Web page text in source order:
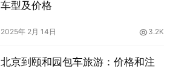
车型及价格
2025年 2月 14日 3.2K
北京到颐和园包车旅游：价格和注